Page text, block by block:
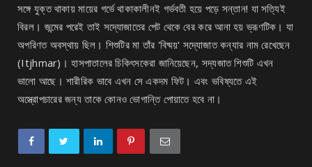
সঙ্গে যুক্ত থাকায় মায়ের গর্ভে থাকাকালীনই গর্ভবতী হয়ে পড়ে সন্তান! যা সত্যিই
বিরল। জন্মের পরেই তাই সদ্যোজাতের পেট থেকে বের করে আনা হয় ভ্রূণটিক। যা
অপরিণত অবস্থায় ছিল। শিশুটির মা তাঁর 'বিষ্ময়' সদ্যোজাত কন্যার নাম রেখেছেন
(Itjhmar)। হাসপাতালের চিকিৎসকেরা জানিয়েছেন, সদ্যজাত শিশুটি এখন
ভালো আছে। শারীরিক ভাবে এখন সে একদম ফিট। এবং ভবিষ্যতে এই
অস্ত্রোপচারের জন্য তাকে কোনও ভোগান্তি পোয়াতে হবে না।